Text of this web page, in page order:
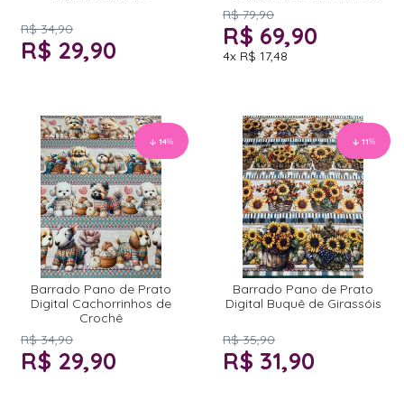
R$ 34,90
R$ 29,90
R$ 79,90
R$ 69,90
4x R$ 17,48
14%
Barrado Pano de Prato
Digital Cachorrinhos de
Crochê
R$ 34,90
R$ 29,90
11%
Barrado Pano de Prato
Digital Buquê de Girassóis
R$ 35,90
R$ 31,90